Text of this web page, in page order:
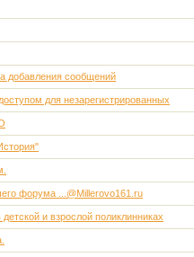
добавления сообщений
для незарегистрированных
форума ...@Millerovo161.ru
и взрослой поликлинниках